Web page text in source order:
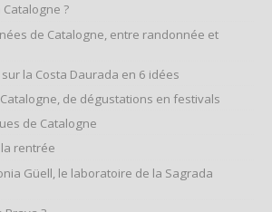
?
de Catalogne, entre randonnée et
la Costa Daurada en 6 idées
de dégustations en festivals
de Catalogne
rentrée
Güell, le laboratoire de la Sagrada